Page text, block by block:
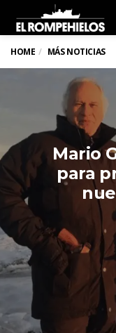
HOME MÁS NOTICIAS
Mario
para